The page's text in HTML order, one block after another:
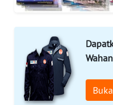
WN
WN
JABAR
WN